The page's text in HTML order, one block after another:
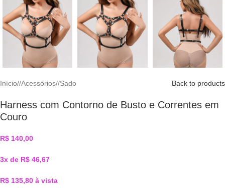
Início/ Acessórios/ Sado Back to products
Harness com Contorno de Busto e Correntes em
Couro
R$ 140,00
3x de R$ 46,67
R$ 135,80 à vista